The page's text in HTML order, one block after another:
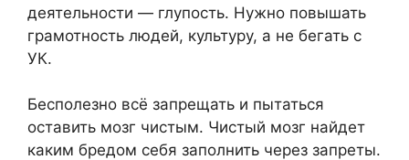
деятельности — глупость. Нужно повышать
грамотность людей, культуру, а не бегать с
УК.
Бесполезно всё запрещать и пытаться
оставить мозг чистым. Чистый мозг найдет
каким бредом себя заполнить через запреты.